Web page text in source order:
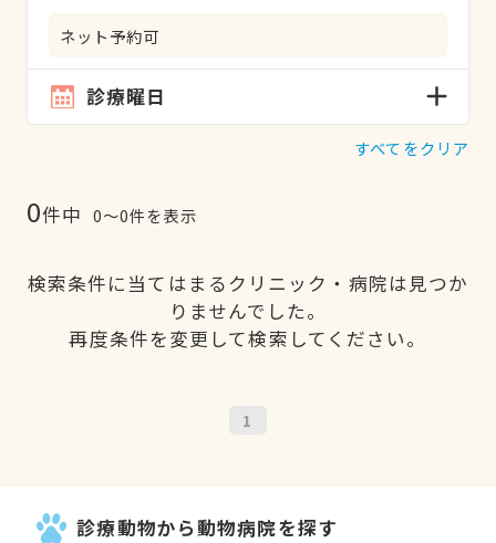
ネット予約可
診療曜日
すべてをクリア
0件中 0〜0件を表示
検索条件に当てはまるクリニック・病院は見つか
りませんでした。
再度条件を変更して検索してください。
1
診療動物から動物病院を探す